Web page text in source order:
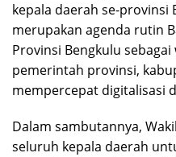
kepala daerah se-provinsi
merupakan agenda rutin
Provinsi Bengkulu
pemerintah provinsi,
mempercepat digitalisasi
Dalam sambutannya,
seluruh kepala daerah